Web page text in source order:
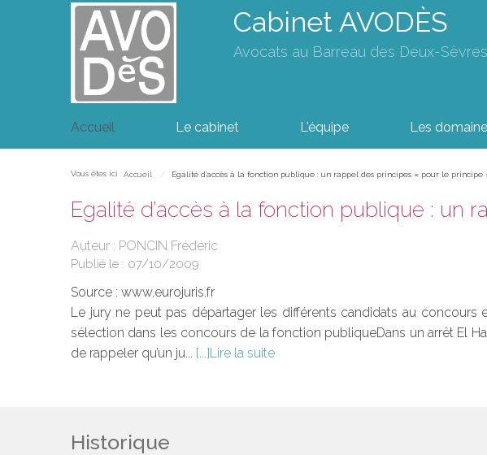
Cabinet AVODÈS
Avocats au Barreau des Deux-Sèvres
Accueil Le cabinet L'équipe Les
Vous êtes ici : Accueil Egalité d’accès à la fonction publique : un rappel des principes « pour le principe
Egalité d’accès à la fonction publique : un
Auteur : PONCIN Frédéric
Publié le : 07/10/2009
Source : www.eurojuris.fr
Le jury ne peut pas départager les différents candidats au
sélection dans les concours de la fonction publiqueDans un arrêt El
de rappeler qu’un ju...
Lire la suite
Historique